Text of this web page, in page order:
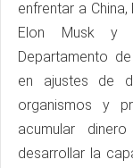
enfrentar a
Elon Musk y
Departamento
en ajustes de
organismos y
acumular
desarrollar la